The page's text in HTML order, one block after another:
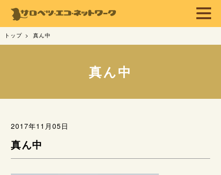
トップ 真ん中
真ん中
2017年11月05日
真ん中